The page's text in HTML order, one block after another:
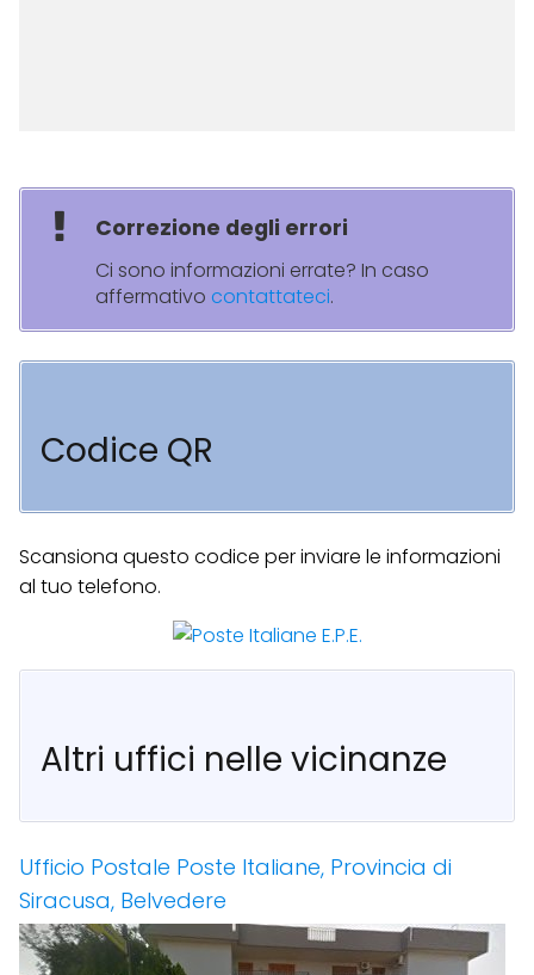
Correzione degli errori
Ci sono informazioni errate? In caso
affermativo contattateci.
Codice QR
Scansiona questo codice per inviare le informazioni
al tuo telefono.
Altri uffici nelle vicinanze
Ufficio Postale Poste Italiane, Provincia di
Siracusa, Belvedere